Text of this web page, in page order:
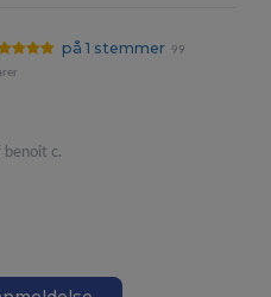
på 1 stemmer
99
benoit c.